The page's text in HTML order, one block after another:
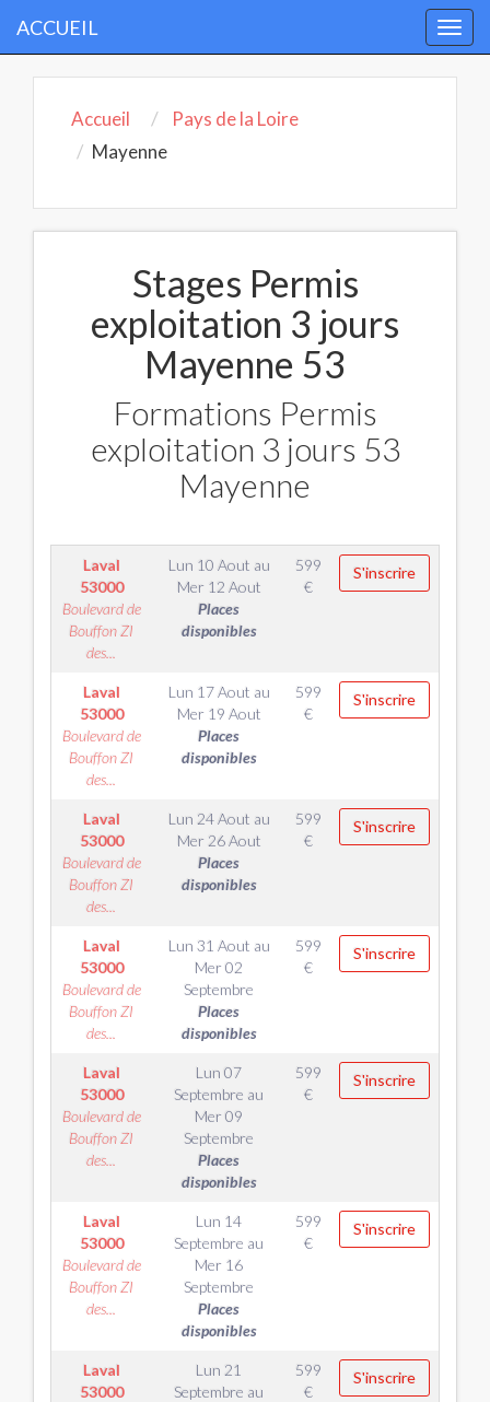
ACCUEIL
Accueil
Pays de la Loire
Mayenne
Stages Permis
exploitation 3 jours
Mayenne 53
Formations Permis
exploitation 3 jours 53
Mayenne
Laval
53000
Boulevard de
Bouffon ZI
des...
Lun 10 Aout au
Mer 12 Aout
Places
disponibles
599
€
S'inscrire
Laval
53000
Boulevard de
Bouffon ZI
des...
Lun 17 Aout au
Mer 19 Aout
Places
disponibles
599
€
S'inscrire
Laval
53000
Boulevard de
Bouffon ZI
des...
Lun 24 Aout au
Mer 26 Aout
Places
disponibles
599
€
S'inscrire
Laval
53000
Boulevard de
Bouffon ZI
des...
Lun 31 Aout au
Mer 02
Septembre
Places
disponibles
599
€
S'inscrire
Laval
53000
Boulevard de
Bouffon ZI
des...
Lun 07
Septembre au
Mer 09
Septembre
Places
disponibles
599
€
S'inscrire
Laval
53000
Boulevard de
Bouffon ZI
des...
Lun 14
Septembre au
Mer 16
Septembre
Places
disponibles
599
€
S'inscrire
Laval
53000
Lun 21
Septembre au
599
€
S'inscrire